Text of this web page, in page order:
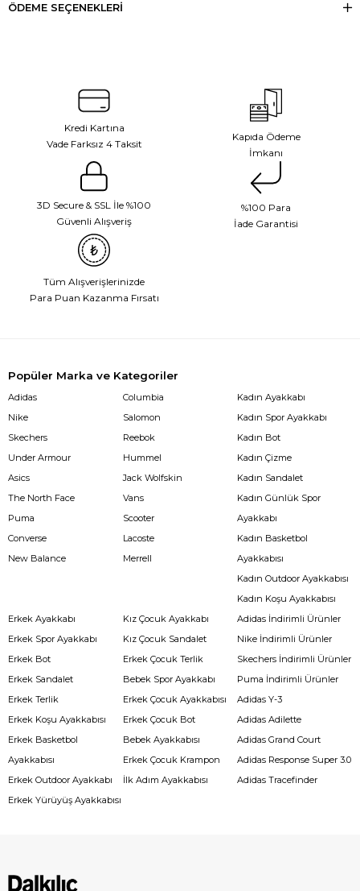
ÖDEME SEÇENEKLERI
Kredi Kartına
Vade Farksız 4 Taksit
Kapıda Ödeme
İmkanı
3D Secure & SSL İle %100
Güvenli Alışveriş
%100 Para
İade Garantisi
Tüm Alışverişlerinizde
Para Puan Kazanma Fırsatı
Popüler Marka ve Kategoriler
Adidas
Nike
Skechers
Under Armour
Asics
The North Face
Puma
Converse
New Balance
Columbia
Salomon
Reebok
Hummel
Jack Wolfskin
Vans
Scooter
Lacoste
Merrell
Kadın Ayakkabı
Kadın Spor Ayakkabı
Kadın Bot
Kadın Çizme
Kadın Sandalet
Kadın Günlük Spor
Ayakkabı
Kadın Basketbol
Ayakkabısı
Kadın Outdoor Ayakkabısı
Kadın Koşu Ayakkabısı
Erkek Ayakkabı
Erkek Spor Ayakkabı
Erkek Bot
Erkek Sandalet
Erkek Terlik
Erkek Koşu Ayakkabısı
Erkek Basketbol
Ayakkabısı
Erkek Outdoor Ayakkabı
Erkek Yürüyüş Ayakkabısı
Kız Çocuk Ayakkabı
Kız Çocuk Sandalet
Erkek Çocuk Terlik
Bebek Spor Ayakkabı
Erkek Çocuk Ayakkabısı
Erkek Çocuk Bot
Bebek Ayakkabısı
Erkek Çocuk Krampon
İlk Adım Ayakkabısı
Adidas İndirimli Ürünler
Nike İndirimli Ürünler
Skechers İndirimli Ürünler
Puma İndirimli Ürünler
Adidas Y-3
Adidas Adilette
Adidas Grand Court
Adidas Response Super 3.0
Adidas Tracefinder